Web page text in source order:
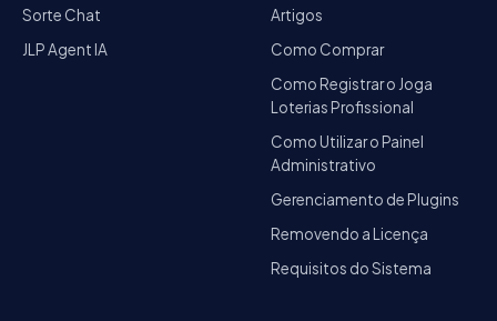
Sorte Chat
JLP Agent IA
Artigos
Como Comprar
Como Registrar o Joga
Loterias Profissional
Como Utilizar o Painel
Administrativo
Gerenciamento de Plugins
Removendo a Licença
Requisitos do Sistema